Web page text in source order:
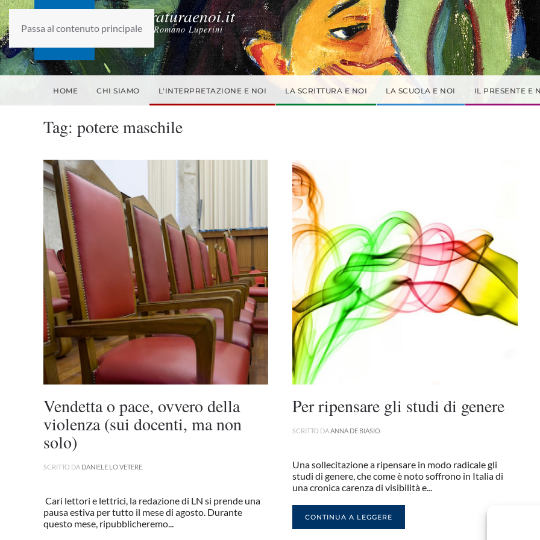
Passa al contenuto principale
laletteraturaenoi.it
fondato da Romano Luperini
HOME CHI SIAMO L'INTERPRETAZIONE E NOI LA SCRITTURA E NOI LA SCUOLA E NOI IL PRESENTE E
Tag: potere maschile
Vendetta o pace, ovvero della
violenza (sui docenti, ma non
solo)
SCRITTO DA DANIELE LO VETERE
Cari lettori e lettrici, la redazione di LN si prende una
pausa estiva per tutto il mese di agosto. Durante
questo mese, ripubblicheremo...
Per ripensare gli studi di genere
SCRITTO DAANNA DE BIASIO
Una sollecitazione a ripensare in modo radicale gli
studi di genere, che come è noto soffrono in Italia di
una cronica carenza di visibilità e...
CONTINUA A LEGGERE